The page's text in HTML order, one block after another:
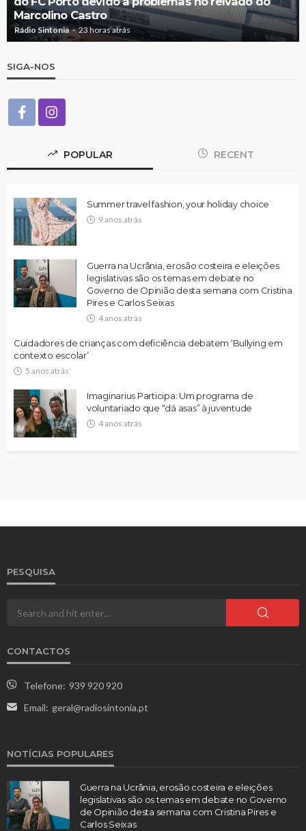
Marcolino Castro
Rádio Sintonia 23 horas atrás
SIGA-NOS
POPULAR RECENT
Summer travel fashion, your holiday choice
9 anos atrás
Guerra na Ucrânia, erosão costeira e eleições
legislativas são os temas em debate no
Governo de Opinião desta semana com Cristina
Pires e Carlos Seixas
4 anos atrás
Cuidadores de crianças com deficiência debatem ‘Bullying em
contexto escolar’
5 anos atrás
Imaginarius Participa: Um programa de
voluntariado que “dá asas” à juventude
4 anos atrás
PESQUISA
CONTACTOS
Telefone: 939 920 920
Email: geral@radiosintonia.pt
NOTÍCIAS POPULARES
Guerra na Ucrânia, erosão costeira e eleições
legislativas são os temas em debate no Governo
de Opinião desta semana com Cristina Pires e
Carlos Seixas